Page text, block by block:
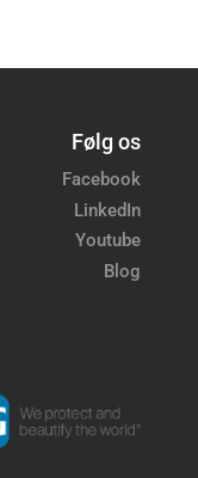
Følg os
Facebook
LinkedIn
Youtube
Blog